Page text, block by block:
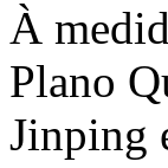
À
Plano
Jinping